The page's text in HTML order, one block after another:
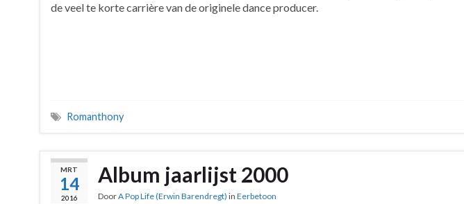
de veel te korte carrière van de originele dance producer.
Romanthony
MRT
14
2016
Album jaarlijst 2000
DoorA Pop Life (Erwin Barendregt) in Eerbetoon